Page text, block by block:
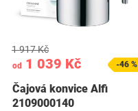
od 1 039 Kč
1 917 Kč
-46 %
Čajová konvice Alfi
2109000140